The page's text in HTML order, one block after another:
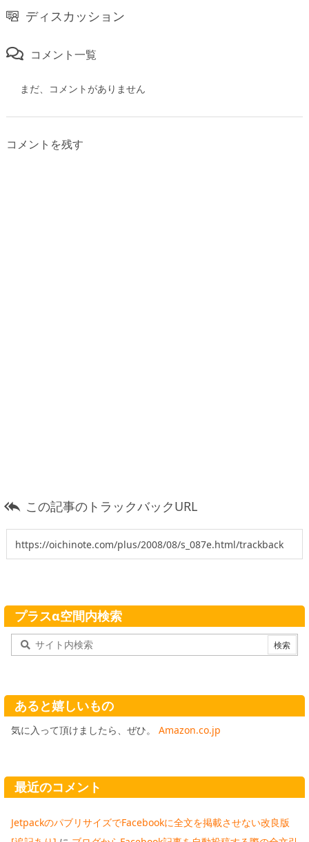
ディスカッション
コメント一覧
まだ、コメントがありません
コメントを残す
 この記事のトラックバックURL
プラスα空間内検索
あると嬉しいもの
気に入って頂けましたら、ぜひ。 Amazon.co.jp
最近のコメント
JetpackのパブリサイズでFacebookに全文を掲載させない改良版